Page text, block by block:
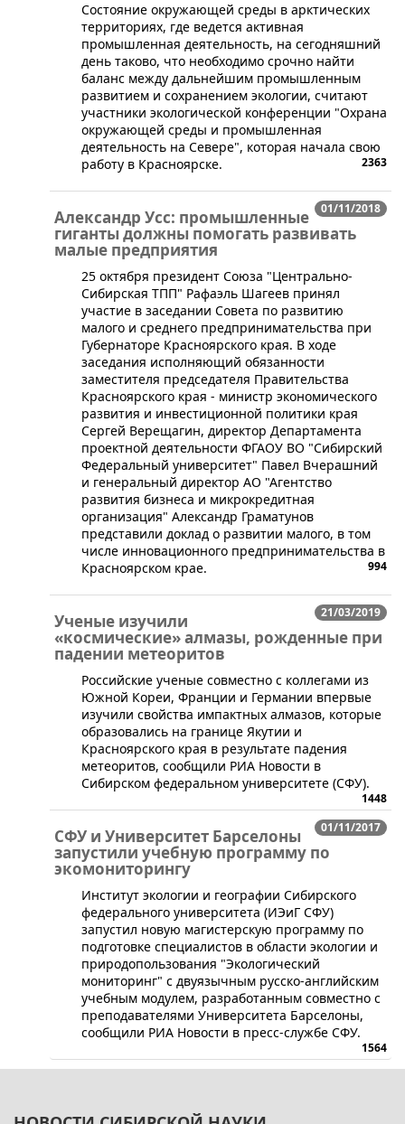
​Состояние окружающей среды в арктических
территориях, где ведется активная
промышленная деятельность, на сегодняшний
день таково, что необходимо срочно найти
баланс между дальнейшим промышленным
развитием и сохранением экологии, считают
участники экологической конференции "Охрана
окружающей среды и промышленная
деятельность на Севере", которая начала свою
работу в Красноярске.
2363
01/11/2018
Александр Усс: промышленные
гиганты должны помогать развивать
малые предприятия
25 октября президент Союза "Центрально-
Сибирская ТПП" Рафаэль Шагеев принял
участие в заседании Совета по развитию
малого и среднего предпринимательства при
Губернаторе Красноярского края. В ходе
заседания исполняющий обязанности
заместителя председателя Правительства
Красноярского края - министр экономического
развития и инвестиционной политики края
Сергей Верещагин, директор Департамента
проектной деятельности ФГАОУ ВО "Сибирский
Федеральный университет" Павел Вчерашний
и генеральный директор АО "Агентство
развития бизнеса и микрокредитная
организация" Александр Граматунов
представили доклад о развитии малого, в том
числе инновационного предпринимательства в
Красноярском крае.
994
21/03/2019
Ученые изучили
«космические» алмазы, рожденные при
падении метеоритов
Российские ученые совместно с коллегами из
Южной Кореи, Франции и Германии впервые
изучили свойства импактных алмазов, которые
образовались на границе Якутии и
Красноярского края в результате падения
метеоритов, сообщили РИА Новости в
Сибирском федеральном университете (СФУ).
1448
01/11/2017
СФУ и Университет Барселоны
запустили учебную программу по
экомониторингу
​Институт экологии и географии Сибирского
федерального университета (ИЭиГ СФУ)
запустил новую магистерскую программу по
подготовке специалистов в области экологии и
природопользования "Экологический
мониторинг" с двуязычным русско-английским
учебным модулем, разработанным совместно с
преподавателями Университета Барселоны,
сообщили РИА Новости в пресс-службе СФУ.
1564